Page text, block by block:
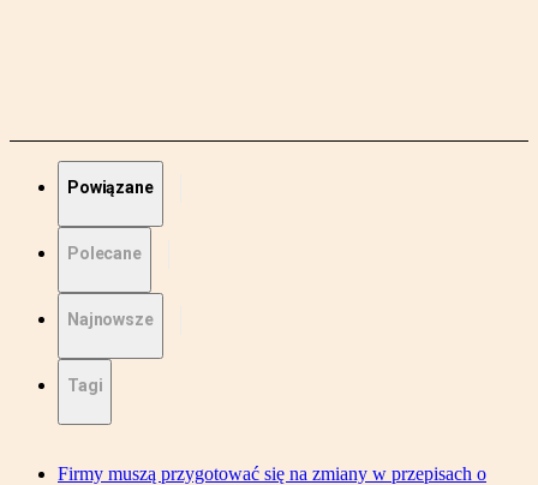
Powiązane
Polecane
Najnowsze
Tagi
Firmy muszą przygotować się na zmiany w przepisach o